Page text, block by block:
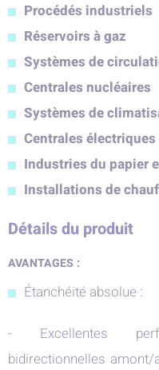
Procédés industriels
Réservoirs à gaz
Systèmes de
Centrales nucléaires
Systèmes de
Centrales
Industries du papier
Installations de
Détails du produit
AVANTAGES :
Étanchéité absolue :
- Excellentes
bidirectionnelles amont/